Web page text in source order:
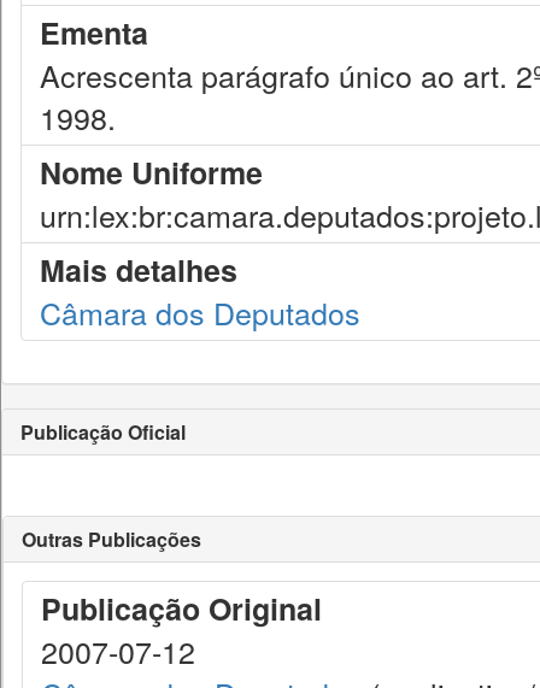
Ementa
Acrescenta parágrafo único ao art.
1998.
Nome Uniforme
Mais detalhes
Câmara dos Deputados
Publicação Oficial
Outras Publicações
Publicação Original
2007-07-12